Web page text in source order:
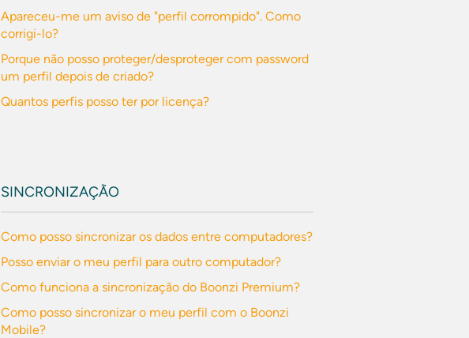
Apareceu-me um aviso de "perfil corrompido". Como
corrigi-lo?
Porque não posso proteger/desproteger com password
um perfil depois de criado?
Quantos perfis posso ter por licença?
SINCRONIZAÇÃO
Como posso sincronizar os dados entre computadores?
Posso enviar o meu perfil para outro computador?
Como funciona a sincronização do Boonzi Premium?
Como posso sincronizar o meu perfil com o Boonzi
Mobile?